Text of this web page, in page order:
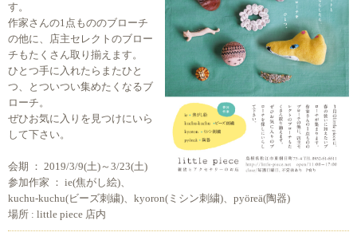
す。
作家さんの1点もののブローチ
の他に、店主セレクトのブロー
チもたくさん取り揃えます。
ひとつ手に入れたらまたひと
つ、とついつい集めたくなるブ
ローチ。
ぜひお気に入りを見つけにいら
して下さい。
会期 ： 2019/3/9(土)～3/23(土)
参加作家 ： ie(焦がし絵)、
kuchu-kuchu(ビーズ刺繍)、kyoron(ミシン刺繍)、pyöreä(陶器)
場所 : little piece 店内